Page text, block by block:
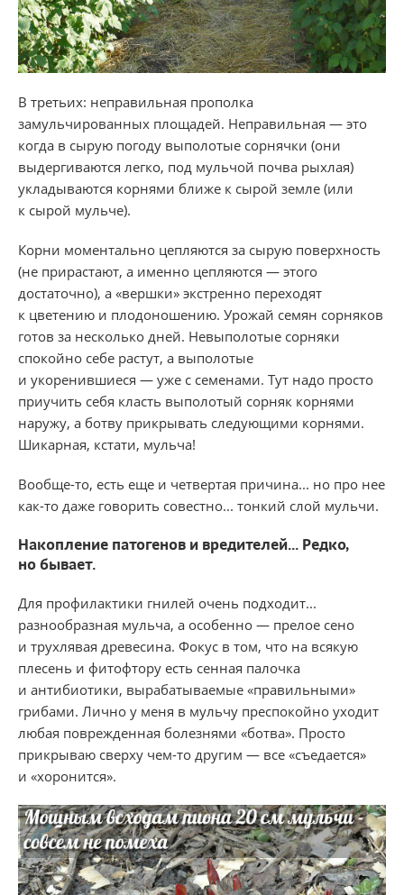
В третьих: неправильная прополка
замульчированных площадей. Неправильная — это
когда в сырую погоду выполотые сорнячки (они
выдергиваются легко, под мульчой почва рыхлая)
укладываются корнями ближе к сырой земле (или
к сырой мульче).
Корни моментально цепляются за сырую поверхность
(не прирастают, а именно цепляются — этого
достаточно), а «вершки» экстренно переходят
к цветению и плодоношению. Урожай семян сорняков
готов за несколько дней. Невыполотые сорняки
спокойно себе растут, а выполотые
и укоренившиеся — уже с семенами. Тут надо просто
приучить себя класть выполотый сорняк корнями
наружу, а ботву прикрывать следующими корнями.
Шикарная, кстати, мульча!
Вообще-то, есть еще и четвертая причина... но про нее
как-то даже говорить совестно... тонкий слой мульчи.
Накопление патогенов и вредителей... Редк​о,
но бывает.
Для профилактики гнилей очень подходит...
разнообразная мульча, а особенно — прелое сено
и трухлявая древесина. Фокус в том, что на всякую
плесень и фитофтору есть сенная палочка
и антибиотики, вырабатываемые «правильными»
грибами. Лично у меня в мульчу преспокойно уходит
любая поврежденная болезнями «ботва». Просто
прикрываю сверху чем-то другим — все «съедается»
и «хоронится».